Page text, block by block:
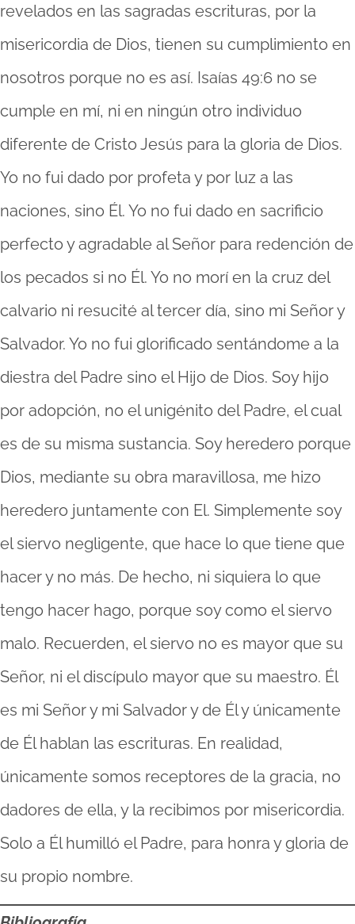
revelados en las sagradas escrituras, por la
misericordia de Dios, tienen su cumplimiento en
nosotros porque no es así. Isaías 49:6 no se
cumple en mí, ni en ningún otro individuo
diferente de Cristo Jesús para la gloria de Dios.
Yo no fui dado por profeta y por luz a las
naciones, sino Él. Yo no fui dado en sacrificio
perfecto y agradable al Señor para redención de
los pecados si no Él. Yo no morí en la cruz del
calvario ni resucité al tercer día, sino mi Señor y
Salvador. Yo no fui glorificado sentándome a la
diestra del Padre sino el Hijo de Dios. Soy hijo
por adopción, no el unigénito del Padre, el cual
es de su misma sustancia. Soy heredero porque
Dios, mediante su obra maravillosa, me hizo
heredero juntamente con El. Simplemente soy
el siervo negligente, que hace lo que tiene que
hacer y no más. De hecho, ni siquiera lo que
tengo hacer hago, porque soy como el siervo
malo. Recuerden, el siervo no es mayor que su
Señor, ni el discípulo mayor que su maestro. Él
es mi Señor y mi Salvador y de Él y únicamente
de Él hablan las escrituras. En realidad,
únicamente somos receptores de la gracia, no
dadores de ella, y la recibimos por misericordia.
Solo a Él humilló el Padre, para honra y gloria de
su propio nombre.